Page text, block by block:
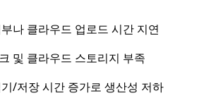
나 클라우드 업로드 시간 지연
및 클라우드 스토리지 부족
/저장 시간 증가로 생산성 저하